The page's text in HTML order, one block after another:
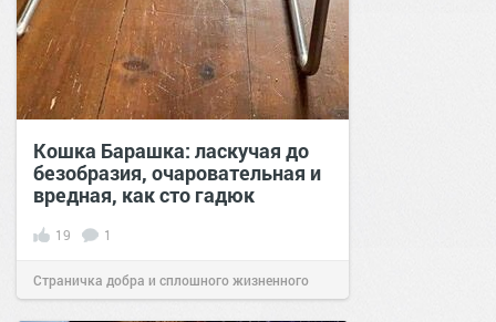
Кошка Барашка: ласкучая до
безобразия, очаровательная и
вредная, как сто гадюк
19 1
Страничка добра и сплошного жизненного